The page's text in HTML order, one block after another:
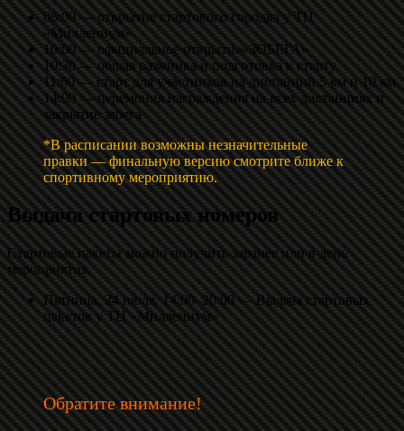
08:00 — открытие стартового городка у ТЦ
«Миллениум»
10:00 — официальное открытие«ЗОБЕГА»
10:30 — общая разминка и подготовка к старту
11:00 — старт для участников на дистанций 5 км и 10 км
14:00 — церемония награждения на всех дистанциях и
закрытие забега
*В расписании возможны незначительные
правки — финальную версию смотрите ближе к
спортивному мероприятию.
Выдача стартовых номеров
Стартовые пакеты можно получить заранее или в день
мероприятия.
Пятница, 24 июля, 14:00–20:00 — Выдача стартовых
пакетов у ТЦ «Миллениум»
Обратите внимание!